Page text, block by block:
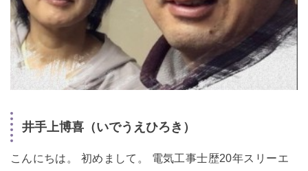
井手上博喜（いでうえひろき）
こんにちは。 初めまして。 電気工事士歴20年スリーエ